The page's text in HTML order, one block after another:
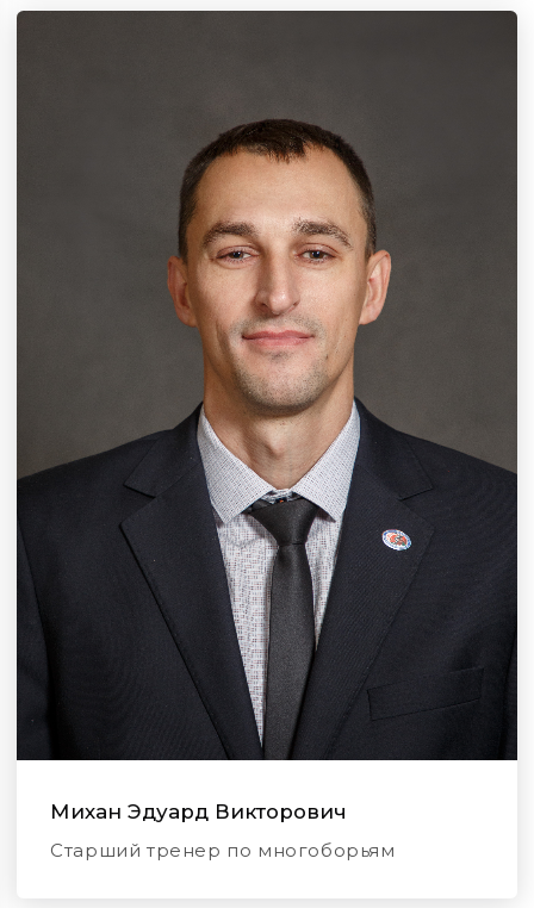
Михан Эдуард Викторович
Старший тренер по многоборьям